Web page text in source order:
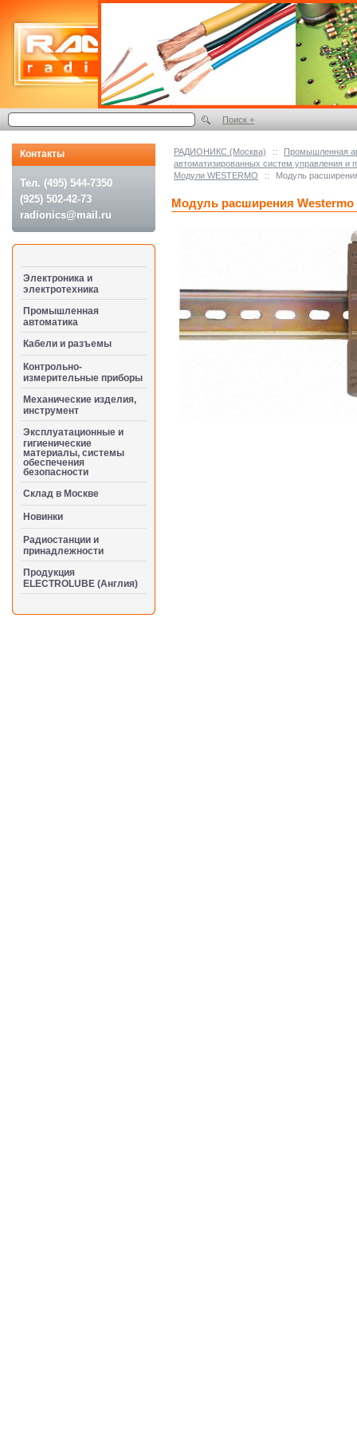
РАДИОНИКС (Москва) ::
Промышленная
автоматизированных систем управления
Модули WESTERMO
:: Модуль
Модуль расширения Westermo
Контакты
Тел. (495) 544-7350
(925) 502-42-73
radionics@mail.ru
Электроника и
электротехника
Промышленная
автоматика
Кабели и разъемы
Контрольно-
измерительные приборы
Механические изделия,
инструмент
Эксплуатационные и
гигиенические
материалы, системы
обеспечения
безопасности
Cклад в Москве
Новинки
Радиостанции и
принадлежности
Продукция
ELECTROLUBE (Англия)
Поиск +